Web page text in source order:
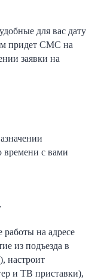
для вас дату
придет СМС на
заявки на
времени с вами
на адресе
из подъезда в
настроит
и ТВ приставки),